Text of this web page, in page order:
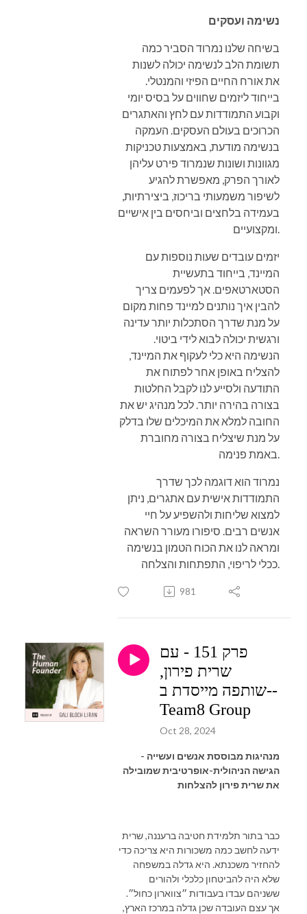
נשימה ועסקים
בשיחה שלנו נמרוד הסביר כמה
תשומת הלב לנשימה יכולה לשנות
את אורח החיים הפיזי והמנטלי.
בייחוד ליזמים שחווים על בסיס יומי
וקבוע התמודדות עם לחץ והאתגרים
הכרוכים בעולם העסקים. העמקה
בנשימה מודעת, באמצעות טכניקות
מגוונות ושונות שנמרוד פירט עליהן
לאורך הפרק, מאפשרת להגיע
לשיפור משמעותי בריכוז, ביצירתיות,
בעמידה בלחצים וביחסים בין אישיים
ומקצועיים.
יזמים עובדים שעות נוספות עם
המיינד, בייחוד בתעשיית
הסטארטאפים. אך לפעמים צריך
להבין איך נותנים למיינד פחות מקום
על מנת שדרך הסתכלות יותר עדינה
ורגשית יכולה לבוא לידי ביטוי.
הנשימה היא כלי לעקוף את המיינד,
להצליח באופן אחר לפתוח את
התודעה ולסייע לנו לקבל החלטות
בצורה בהירה יותר. לכל מנהיג יש את
החובה למלא את המיכלים שלו בדלק
על מנת שיצליח בצורה מחוברת
באמת פנימה.
נמרוד הוא דוגמה לכך שדרך
התמודדות אישית עם אתגרים, ניתן
למצוא שליחות ולהשפיע על חיי
אנשים רבים. סיפורו מעורר השראה
ומראה לנו את הכוח הטמון בנשימה
ככלי לריפוי, התפתחות והצלחה.
981
פרק 151 - עם
שרית פירון,
שותפה מייסדת ב--
Team8 Group
Oct 28, 2024
מנהיגות מבוססת אנשים ועשייה -
הגישה הניהולית-אופרטיבית שמובילה
את שרית פירון להצלחות
כבר בתור תלמידת חטיבה ברעננה, שרית
ידעה לחשב כמה משכורות היא צריכה כדי
להחזיר משכנתא. היא גדלה במשפחה
שלא היה להביטחון כלכלי ולהורים
ששניהם עבדו בעבודות ״צווארון כחול״.
אך עצם העובדה שכן גדלה במרכז הארץ,